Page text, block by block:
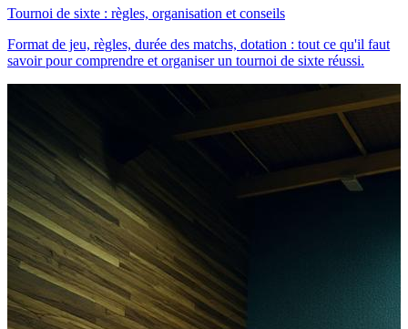
Tournoi de sixte : règles, organisation et conseils
Format de jeu, règles, durée des matchs, dotation : tout ce qu'il faut
savoir pour comprendre et organiser un tournoi de sixte réussi.